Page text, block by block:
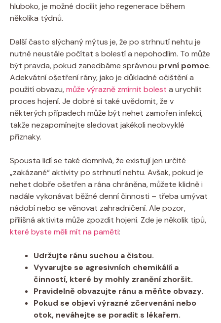
hluboko, je možné docílit jeho regenerace během
několika týdnů.
Další často slýchaný mýtus je, že po strhnutí nehtu je
nutné neustále počítat s bolestí a nepohodlím. To může
být pravda, pokud zanedbáme správnou první pomoc.
Adekvátní ošetření rány, jako je důkladné očištění a
použití obvazu,může výrazně zmírnit bolest a urychlit
proces hojení. Je dobré si také uvědomit, že v
některých případech může být nehet zamořen infekcí,
takže nezapomínejte sledovat jakékoli neobvyklé
příznaky.
Spousta lidí se také domnívá, že existují jen určité
„zakázané“ aktivity po strhnutí nehtu. Avšak, pokud je
nehet dobře ošetřen a rána chráněna, můžete klidně i
nadále vykonávat běžné denní činnosti – třeba umývat
nádobí nebo se věnovat zahradničení. Ale pozor,
přílišná aktivita může zpozdit hojení. Zde je několik tipů,
které byste měli mít na paměti:
Udržujte ránu suchou a čistou.
Vyvarujte se agresivních chemikálií a
činností, které by mohly zranění zhoršit.
Pravidelně obvazujte ránu a měňte obvazy.
Pokud se objeví výrazné zčervenání nebo
otok, neváhejte se poradit s lékařem.